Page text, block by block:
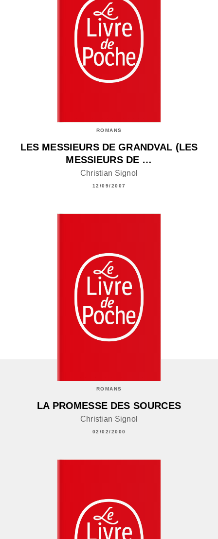
ROMANS
LES MESSIEURS DE GRANDVAL (LES
MESSIEURS DE …
Christian Signol
12/09/2007
ROMANS
LA PROMESSE DES SOURCES
Christian Signol
02/02/2000